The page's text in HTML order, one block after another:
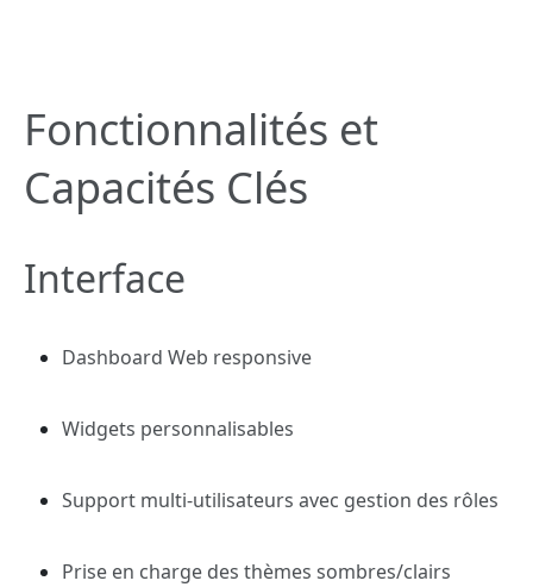
Fonctionnalités et
Capacités Clés
Interface
Dashboard Web responsive
Widgets personnalisables
Support multi-utilisateurs avec gestion des rôles
Prise en charge des thèmes sombres/clairs